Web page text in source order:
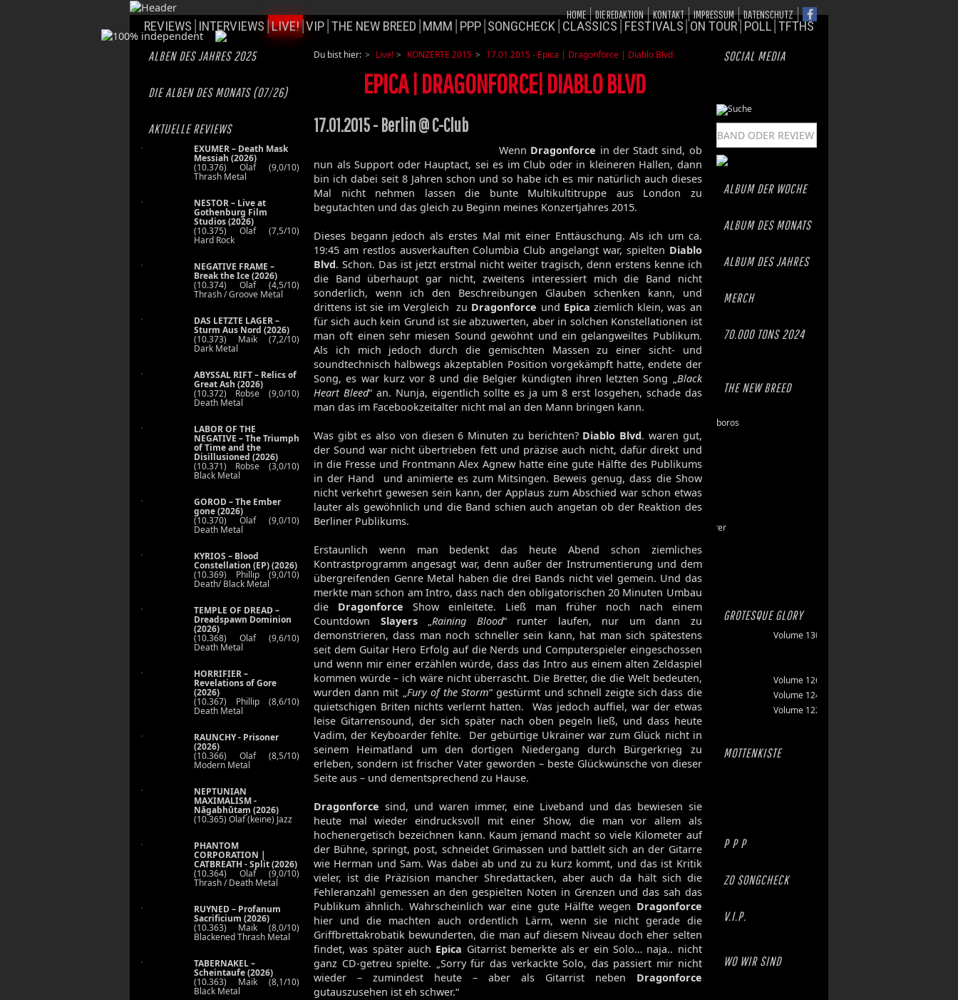
HOME DIE REDAKTION KONTAKT IMPRESSUM DATENSCHUTZ
REVIEWS INTERVIEWS LIVE! VIP THE NEW BREED MMM PPP SONGCHECK CLASSICS FESTIVALS ON TOUR POLL TFTHS
ALBEN DES JAHRES 2025
DIE ALBEN DES MONATS (07/26)
AKTUELLE REVIEWS
EXUMER – Death Mask
Messiah (2026)
(10.376) Olaf (9,0/10)
Thrash Metal
NESTOR – Live at
Gothenburg Film
Studios (2026)
(10.375) Olaf (7,5/10)
Hard Rock
NEGATIVE FRAME –
Break the Ice (2026)
(10.374) Olaf (4,5/10)
Thrash / Groove Metal
DAS LETZTE LAGER –
Sturm Aus Nord (2026)
(10.373) Maik (7,2/10)
Dark Metal
ABYSSAL RIFT – Relics of
Great Ash (2026)
(10.372) Robse (9,0/10)
Death Metal
LABOR OF THE
NEGATIVE – The Triumph
of Time and the
Disillusioned (2026)
(10.371) Robse (3,0/10)
Black Metal
GOROD – The Ember
gone (2026)
(10.370) Olaf (9,0/10)
Death Metal
KYRIOS – Blood
Constellation (EP) (2026)
(10.369) Phillip (9,0/10)
Death/ Black Metal
TEMPLE OF DREAD –
Dreadspawn Dominion
(2026)
(10.368) Olaf (9,6/10)
Death Metal
HORRIFIER –
Revelations of Gore
(2026)
(10.367) Phillip (8,6/10)
Death Metal
RAUNCHY - Prisoner
(2026)
(10.366) Olaf (8,5/10)
Modern Metal
NEPTUNIAN
MAXIMALISM -
Nāgabhūtaṃ (2026)
(10.365) Olaf (keine) Jazz
PHANTOM
CORPORATION |
CATBREATH - Split (2026)
(10.364) Olaf (9,0/10)
Thrash / Death Metal
RUYNED – Profanum
Sacrificium (2026)
(10.363) Maik (8,0/10)
Blackened Thrash Metal
TABERNAKEL –
Scheintaufe (2026)
(10.363) Maik (8,1/10)
Black Metal
Du bist hier: Live! KONZERTE 2015 17.01.2015 - Epica | Dragonforce | Diablo Blvd
EPICA | DRAGONFORCE| DIABLO BLVD
17.01.2015 - Berlin @ C-Club
Wenn Dragonforce in der Stadt sind, ob
nun als Support oder Hauptact, sei es im Club oder in kleineren Hallen, dann
bin ich dabei seit 8 Jahren schon und so habe ich es mir natürlich auch dieses
Mal nicht nehmen lassen die bunte Multikultitruppe aus London zu
begutachten und das gleich zu Beginn meines Konzertjahres 2015.
Dieses begann jedoch als erstes Mal mit einer Enttäuschung. Als ich um ca.
19:45 am restlos ausverkauften Columbia Club angelangt war, spielten Diablo
Blvd. Schon. Das ist jetzt erstmal nicht weiter tragisch, denn erstens kenne ich
die Band überhaupt gar nicht, zweitens interessiert mich die Band nicht
sonderlich, wenn ich den Beschreibungen Glauben schenken kann, und
drittens ist sie im Vergleich zu Dragonforce und Epica ziemlich klein, was an
für sich auch kein Grund ist sie abzuwerten, aber in solchen Konstellationen ist
man oft einen sehr miesen Sound gewöhnt und ein gelangweiltes Publikum.
Als ich mich jedoch durch die gemischten Massen zu einer sicht- und
soundtechnisch halbwegs akzeptablen Position vorgekämpft hatte, endete der
Song, es war kurz vor 8 und die Belgier kündigten ihren letzten Song „Black
Heart Bleed“ an. Nunja, eigentlich sollte es ja um 8 erst losgehen, schade das
man das im Facebookzeitalter nicht mal an den Mann bringen kann.
Was gibt es also von diesen 6 Minuten zu berichten? Diablo Blvd. waren gut,
der Sound war nicht übertrieben fett und präzise auch nicht, dafür direkt und
in die Fresse und Frontmann Alex Agnew hatte eine gute Hälfte des Publikums
in der Hand und animierte es zum Mitsingen. Beweis genug, dass die Show
nicht verkehrt gewesen sein kann, der Applaus zum Abschied war schon etwas
lauter als gewöhnlich und die Band schien auch angetan ob der Reaktion des
Berliner Publikums.
Erstaunlich wenn man bedenkt das heute Abend schon ziemliches
Kontrastprogramm angesagt war, denn außer der Instrumentierung und dem
übergreifenden Genre Metal haben die drei Bands nicht viel gemein. Und das
merkte man schon am Intro, dass nach den obligatorischen 20 Minuten Umbau
die Dragonforce Show einleitete. Ließ man früher noch nach einem
Countdown Slayers„Raining Blood“ runter laufen, nur um dann zu
demonstrieren, dass man noch schneller sein kann, hat man sich spätestens
seit dem Guitar Hero Erfolg auf die Nerds und Computerspieler eingeschossen
und wenn mir einer erzählen würde, dass das Intro aus einem alten Zeldaspiel
kommen würde – ich wäre nicht überrascht. Die Bretter, die die Welt bedeuten,
wurden dann mit „Fury of the Storm“ gestürmt und schnell zeigte sich dass die
quietschigen Briten nichts verlernt hatten. Was jedoch auffiel, war der etwas
leise Gitarrensound, der sich später nach oben pegeln ließ, und dass heute
Vadim, der Keyboarder fehlte. Der gebürtige Ukrainer war zum Glück nicht in
seinem Heimatland um den dortigen Niedergang durch Bürgerkrieg zu
erleben, sondern ist frischer Vater geworden – beste Glückwünsche von dieser
Seite aus – und dementsprechend zu Hause.
Dragonforce sind, und waren immer, eine Liveband und das bewiesen sie
heute mal wieder eindrucksvoll mit einer Show, die man vor allem als
hochenergetisch bezeichnen kann. Kaum jemand macht so viele Kilometer auf
der Bühne, springt, post, schneidet Grimassen und battlelt sich an der Gitarre
wie Herman und Sam. Was dabei ab und zu zu kurz kommt, und das ist Kritik
vieler, ist die Präzision mancher Shredattacken, aber auch da hält sich die
Fehleranzahl gemessen an den gespielten Noten in Grenzen und das sah das
Publikum ähnlich. Wahrscheinlich war eine gute Hälfte wegen Dragonforce
hier und die machten auch ordentlich Lärm, wenn sie nicht gerade die
Griffbrettakrobatik bewunderten, die man auf diesem Niveau doch eher selten
findet, was später auch Epica Gitarrist bemerkte als er ein Solo… naja.. nicht
ganz CD-getreu spielte. „Sorry für das verkackte Solo, das passiert mir nicht
wieder – zumindest heute – aber als Gitarrist neben Dragonforce
gutauszusehen ist eh schwer.“
SOCIAL MEDIA
ALBUM DER WOCHE
ALBUM DES MONATS
ALBUM DES JAHRES
MERCH
70.000 TONS 2024
THE NEW BREED
Dawn of Ouroboros
Toxic Hazard
Gasbrand
Disarray
Maktkamp
Stainless
Hartlight
Grand Devourer
U.R.N.
Amethyst
GROTESQUE GLORY
Volume 131
Volume 130
Volume 129
Volume 128
Volume 127
Volume 126
Volume 125
Volume 124
Volume 123
Volume 122
MOTTENKISTE
Bitch
Elixir
P P P
ZO SONGCHECK
V.I.P.
WO WIR SIND